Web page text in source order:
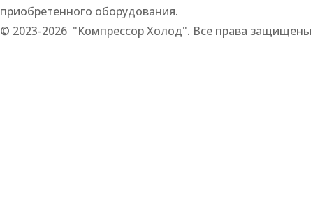
приобретенного оборудования.
© 2023-2026 "Компрессор Холод". Все права защищены